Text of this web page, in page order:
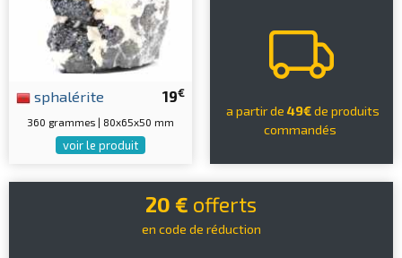
19€
sphalérite
360 grammes | 80x65x50 mm
voir le produit
a partir de 49€de produits
commandés
20 € offerts
en code de réduction